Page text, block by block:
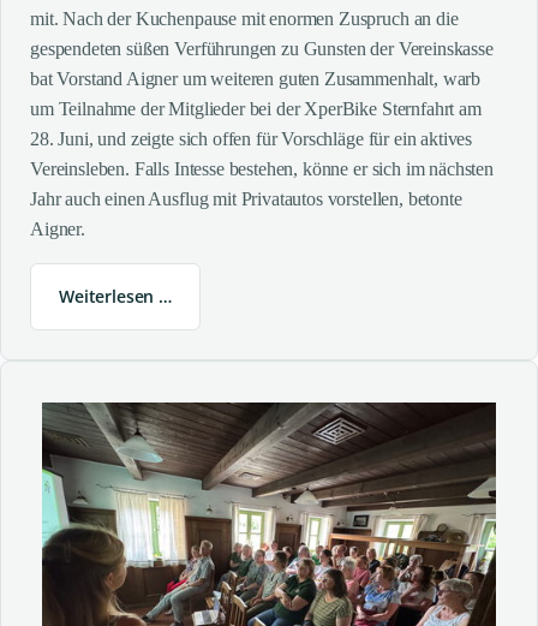
mit. Nach der Kuchenpause mit enormen Zuspruch an die
gespendeten süßen Verführungen zu Gunsten der Vereinskasse
bat Vorstand Aigner um weiteren guten Zusammenhalt, warb
um Teilnahme der Mitglieder bei der XperBike Sternfahrt am
28. Juni, und zeigte sich offen für Vorschläge für ein aktives
Vereinsleben. Falls Intesse bestehen, könne er sich im nächsten
Jahr auch einen Ausflug mit Privatautos vorstellen, betonte
Aigner.
Weiterlesen …